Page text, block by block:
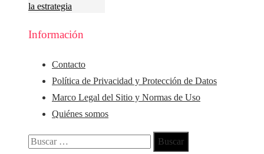
la estrategia
Información
Contacto
Política de Privacidad y Protección de Datos
Marco Legal del Sitio y Normas de Uso
Quiénes somos
Buscar: